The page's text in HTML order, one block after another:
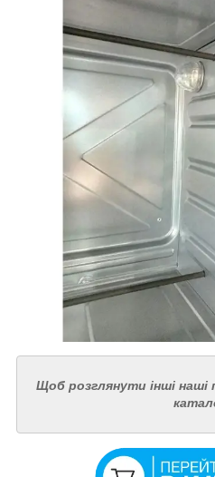
Щоб розглянути інші наші